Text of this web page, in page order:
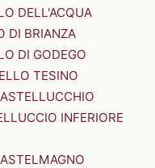
DELL'ACQUA
DI BRIANZA
DI GODEGO
TESINO
INFERIORE